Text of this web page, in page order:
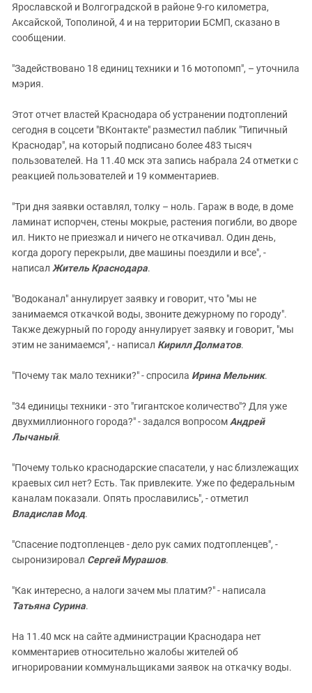
Ярославской и Волгоградской в районе 9-го километра,
Аксайской, Тополиной, 4 и на территории БСМП, сказано в
сообщении.
"Задействовано 18 единиц техники и 16 мотопомп", – уточнила
мэрия.
Этот отчет властей Краснодара об устранении подтоплений
сегодня в соцсети "ВКонтакте" разместил паблик "Типичный
Краснодар", на который подписано более 483 тысяч
пользователей. На 11.40 мск эта запись набрала 24 отметки с
реакцией пользователей и 19 комментариев.
"Три дня заявки оставлял, толку – ноль. Гараж в воде, в доме
ламинат испорчен, стены мокрые, растения погибли, во дворе
ил. Никто не приезжал и ничего не откачивал. Один день,
когда дорогу перекрыли, две машины поездили и все", -
написал Житель Краснодара.
"Водоканал" аннулирует заявку и говорит, что "мы не
занимаемся откачкой воды, звоните дежурному по городу".
Также дежурный по городу аннулирует заявку и говорит, "мы
этим не занимаемся", - написал Кирилл Долматов.
"Почему так мало техники?" - спросила Ирина Мельник.
"34 единицы техники - это "гигантское количество"? Для уже
двухмиллионного города?" - задался вопросом Андрей
Лычаный.
"Почему только краснодарские спасатели, у нас близлежащих
краевых сил нет? Есть. Так привлеките. Уже по федеральным
каналам показали. Опять прославились", - отметил
Владислав Мод.
"Спасение подтопленцев - дело рук самих подтопленцев", -
сыронизировал Сергей Мурашов.
"Как интересно, а налоги зачем мы платим?" - написала
Татьяна Сурина.
На 11.40 мск на сайте администрации Краснодара нет
комментариев относительно жалобы жителей об
игнорировании коммунальщиками заявок на откачку воды.